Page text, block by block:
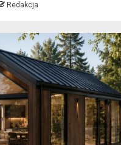
Redakcja